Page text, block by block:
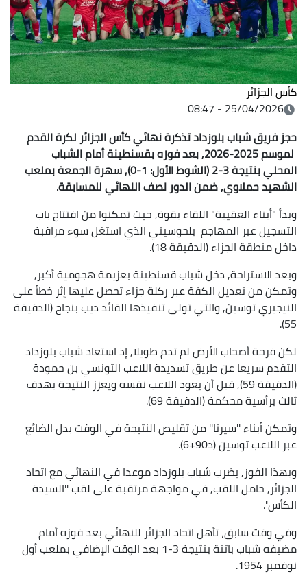
كأس الجزائر
25/04/2026 - 08:47
حجز فريق شباب بلوزداد تذكرة نهائي كأس الجزائر لكرة القدم
لموسم 2025-2026, بعد فوزه بقسنطينة أمام الشباب
المحلي بنتيجة 3-2 (الشوط الأول: 1-0), سهرة الجمعة بملعب
الشهيد حملاوي, ضمن الدور نصف النهائي للمسابقة.
وبدأ "أبناء العقيبة" اللقاء بقوة, حيث تمكنوا من افتتاح باب
التسجيل عبر المهاجم بلحوسيني الذي استغل سوء مراقبة
داخل منطقة الجزاء (الدقيقة 18).
وبعد الاستراحة, دخل شباب قسنطينة بعزيمة هجومية أكبر,
وتمكن من تعديل الكفة عبر ركلة جزاء تحصل عليها إثر خطأ على
النيجيري توسين, والتي تولى تنفيذها القائد ديب بنجاح (الدقيقة
55).
لكن فرحة أصحاب الأرض لم تدم طويلا, إذ استعاد شباب بلوزداد
التقدم سريعا عن طريق تسديدة اللاعب التونسي بن حمودة
(الدقيقة 59), قبل أن يعود اللاعب نفسه ويعزز النتيجة بهدف
ثالث برأسية محكمة (الدقيقة 69).
وتمكن أبناء ''سيرتا'' من تقليص النتيجة في الوقت بدل الضائع
عبر اللاعب توسين (د90+6).
وبهذا الفوز, يضرب شباب بلوزداد موعدا في النهائي مع اتحاد
الجزائر, حامل اللقب, في مواجهة مرتقبة على لقب ''السيدة
الكأس''.
وفي وقت سابق، تأهل اتحاد الجزائر للنهائي بعد فوزه أمام
مضيفه شباب باتنة بنتيجة 3-1 بعد الوقت الإضافي بملعب أول
نوفمبر 1954.